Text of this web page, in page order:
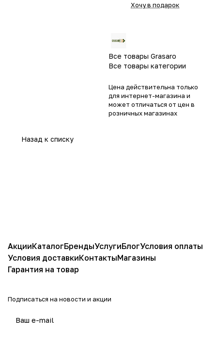
Хочу в подарок
Все товары Grasaro
Все товары категории
Цена действительна только
для интернет-магазина и
может отличаться от цен в
розничных магазинах
Назад к списку
АкцииКаталогБрендыУслугиБлогУсловия оплаты
Условия доставкиКонтактыМагазины
Гарантия на товар
Подписаться на новости и акции